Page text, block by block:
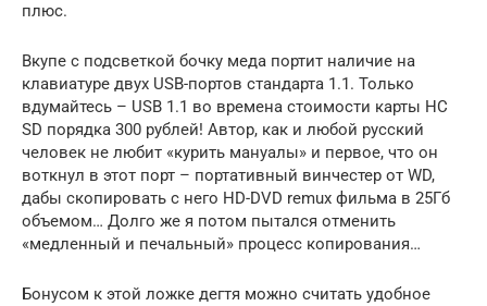
плюс.
Вкупе с подсветкой бочку меда портит наличие на
клавиатуре двух USB-портов стандарта 1.1. Только
вдумайтесь – USB 1.1 во времена стоимости карты HC
SD порядка 300 рублей! Автор, как и любой русский
человек не любит «курить мануалы» и первое, что он
воткнул в этот порт – портативный винчестер от WD,
дабы скопировать с него HD-DVD remux фильма в 25Гб
объемом… Долго же я потом пытался отменить
«медленный и печальный» процесс копирования…
Бонусом к этой ложке дегтя можно считать удобное